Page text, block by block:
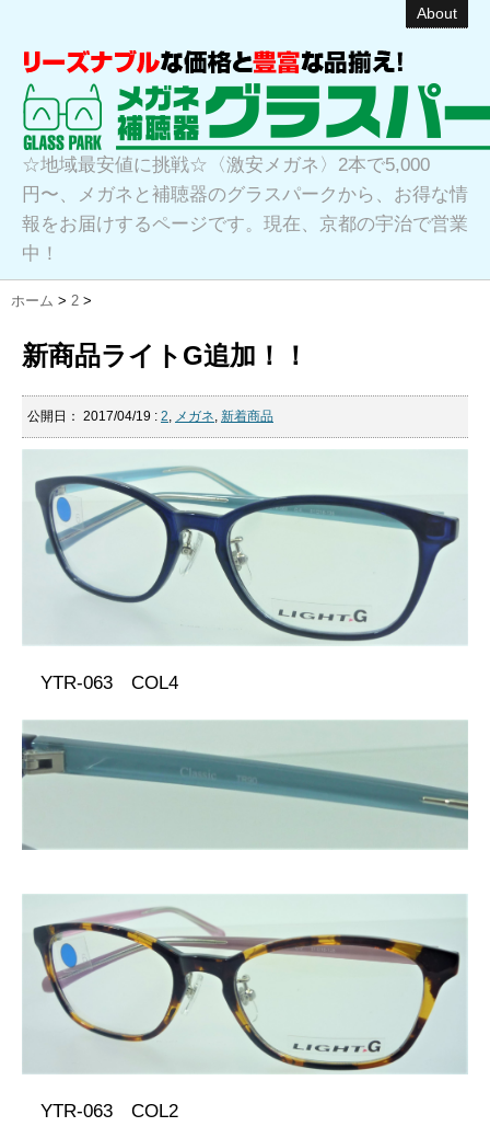
About
☆地域最安値に挑戦☆〈激安メガネ〉2本で5,000
円〜、メガネと補聴器のグラスパークから、お得な情
報をお届けするページです。現在、京都の宇治で営業
中！
ホーム > 2 >
新商品ライトG追加！！
公開日： 2017/04/19 : 2, メガネ, 新着商品
YTR-063 COL4
YTR-063 COL2